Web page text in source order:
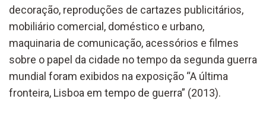
decoração, reproduções de cartazes publicitários,
mobiliário comercial, doméstico e urbano,
maquinaria de comunicação, acessórios e filmes
sobre o papel da cidade no tempo da segunda guerra
mundial foram exibidos na exposição “A última
fronteira, Lisboa em tempo de guerra” (2013).